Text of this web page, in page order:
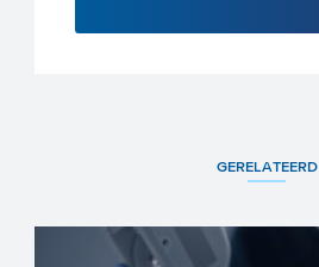
GERELATEERD